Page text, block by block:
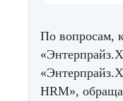
По вопросам,
HRM»,